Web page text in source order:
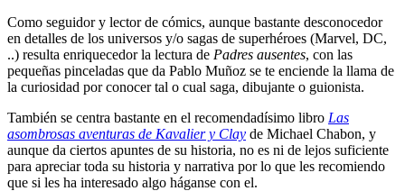
Como seguidor y lector de cómics, aunque bastante desconocedor
en detalles de los universos y/o sagas de superhéroes (Marvel, DC,
..) resulta enriquecedor la lectura de Padres ausentes, con las
pequeñas pinceladas que da Pablo Muñoz se te enciende la llama de
la curiosidad por conocer tal o cual saga, dibujante o guionista.
También se centra bastante en el recomendadísimo libro Las
asombrosas aventuras de Kavalier y Clay de Michael Chabon, y
aunque da ciertos apuntes de su historia, no es ni de lejos suficiente
para apreciar toda su historia y narrativa por lo que les recomiendo
que si les ha interesado algo háganse con el.